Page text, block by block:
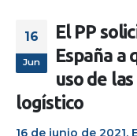
16
Jun
El PP
España a
uso de
logístico
16 de junio de